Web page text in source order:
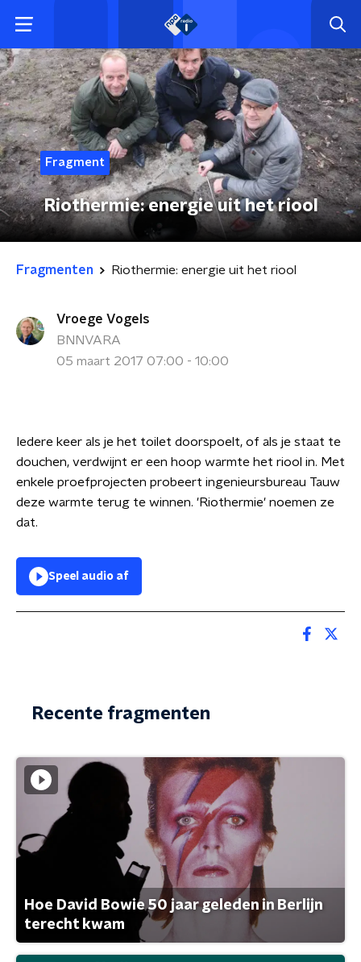
Fragment
Riothermie: energie uit het riool
Fragmenten Riothermie: energie uit het riool
Vroege Vogels
BNNVARA
05 maart 2017 07:00 - 10:00
Iedere keer als je het toilet doorspoelt, of als je staat te
douchen, verdwijnt er een hoop warmte het riool in. Met
enkele proefprojecten probeert ingenieursbureau Tauw
deze warmte terug te winnen. 'Riothermie' noemen ze
dat.
Speel audio af
Recente fragmenten
Hoe David Bowie 50 jaar geleden in Berlijn
terecht kwam